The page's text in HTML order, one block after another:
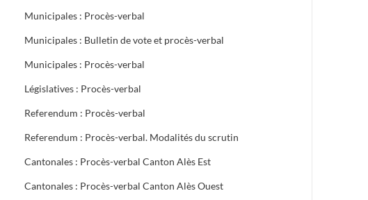
Municipales : Procès-verbal
Municipales : Bulletin de vote et procès-verbal
Municipales : Procès-verbal
Législatives : Procès-verbal
Referendum : Procès-verbal
Referendum : Procès-verbal. Modalités du scrutin
Cantonales : Procès-verbal Canton Alès Est
Cantonales : Procès-verbal Canton Alès Ouest